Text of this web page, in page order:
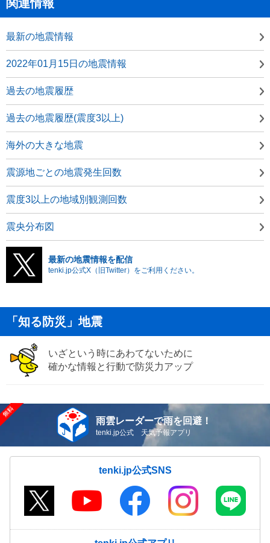
関連情報
最新の地震情報
2022年01月15日の地震情報
過去の地震履歴
過去の地震履歴(震度3以上)
海外の大きな地震
震源地ごとの地震発生回数
震度3以上の地域別観測回数
震央分布図
最新の地震情報を配信
tenki.jp公式X（旧Twitter）をご利用ください。
「知る防災」地震
いざという時にあわてないために
確かな情報と行動で防災力アップ
雨雲レーダーで雨を回避！
tenki.jp公式 天気予報アプリ
tenki.jp公式SNS